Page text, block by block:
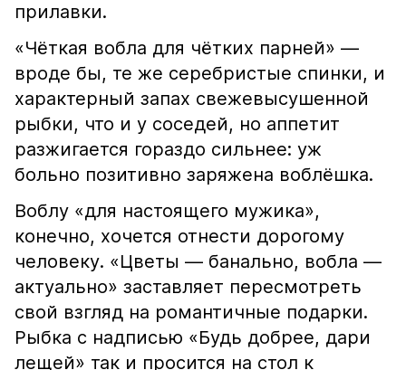
прилавки.
«Чёткая вобла для чётких парней» —
вроде бы, те же серебристые спинки, и
характерный запах свежевысушенной
рыбки, что и у соседей, но аппетит
разжигается гораздо сильнее: уж
больно позитивно заряжена воблёшка.
Воблу «для настоящего мужика»,
конечно, хочется отнести дорогому
человеку. «Цветы — банально, вобла —
актуально» заставляет пересмотреть
свой взгляд на романтичные подарки.
Рыбка с надписью «Будь добрее, дари
лещей» так и просится на стол к